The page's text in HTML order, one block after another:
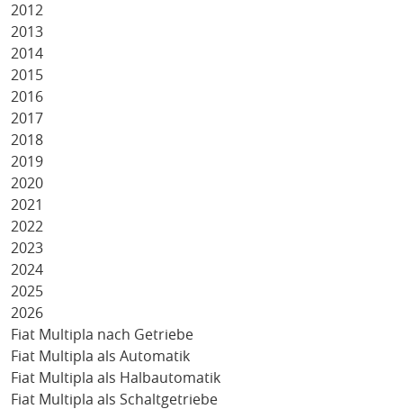
2012
2013
2014
2015
2016
2017
2018
2019
2020
2021
2022
2023
2024
2025
2026
Fiat Multipla nach Getriebe
Fiat Multipla als Automatik
Fiat Multipla als Halbautomatik
Fiat Multipla als Schaltgetriebe